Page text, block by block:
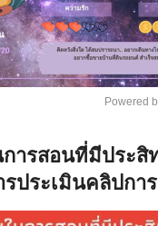
Powered
ารสอนที่มีประสิ
ประเมินคลิปกา